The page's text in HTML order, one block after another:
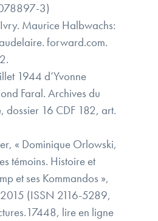
3)
Maurice Halbwachs:
forward.com.
1944 d’Yvonne
Faral. Archives du
dossier 16 CDF 182, art.
« Dominique Orlowski,
témoins. Histoire et
et ses Kommandos »,
(ISSN 2116-5289,
lire en ligne